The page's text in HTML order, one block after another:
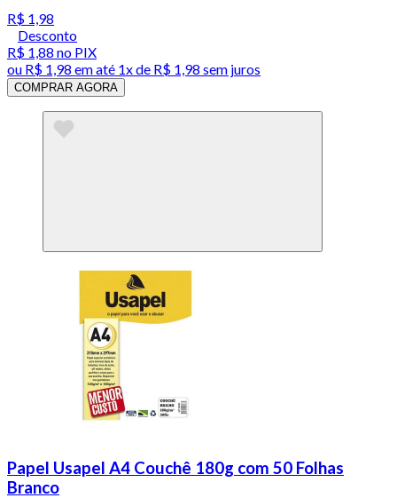
R$ 1,98
Desconto
R$ 1,88 no PIX
ou R$ 1,98 em até 1x de R$ 1,98 sem juros
COMPRAR AGORA
Papel Usapel A4 Couchê 180g com 50 Folhas
Branco